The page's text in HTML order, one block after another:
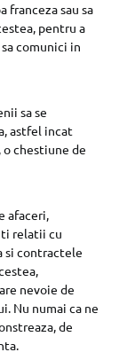
franceza sau sa
pentru a
comunici in
sa se
astfel incat
chestiune de
afaceri,
relatii cu
si contractele
nevoie de
Nu numai ca ne
de